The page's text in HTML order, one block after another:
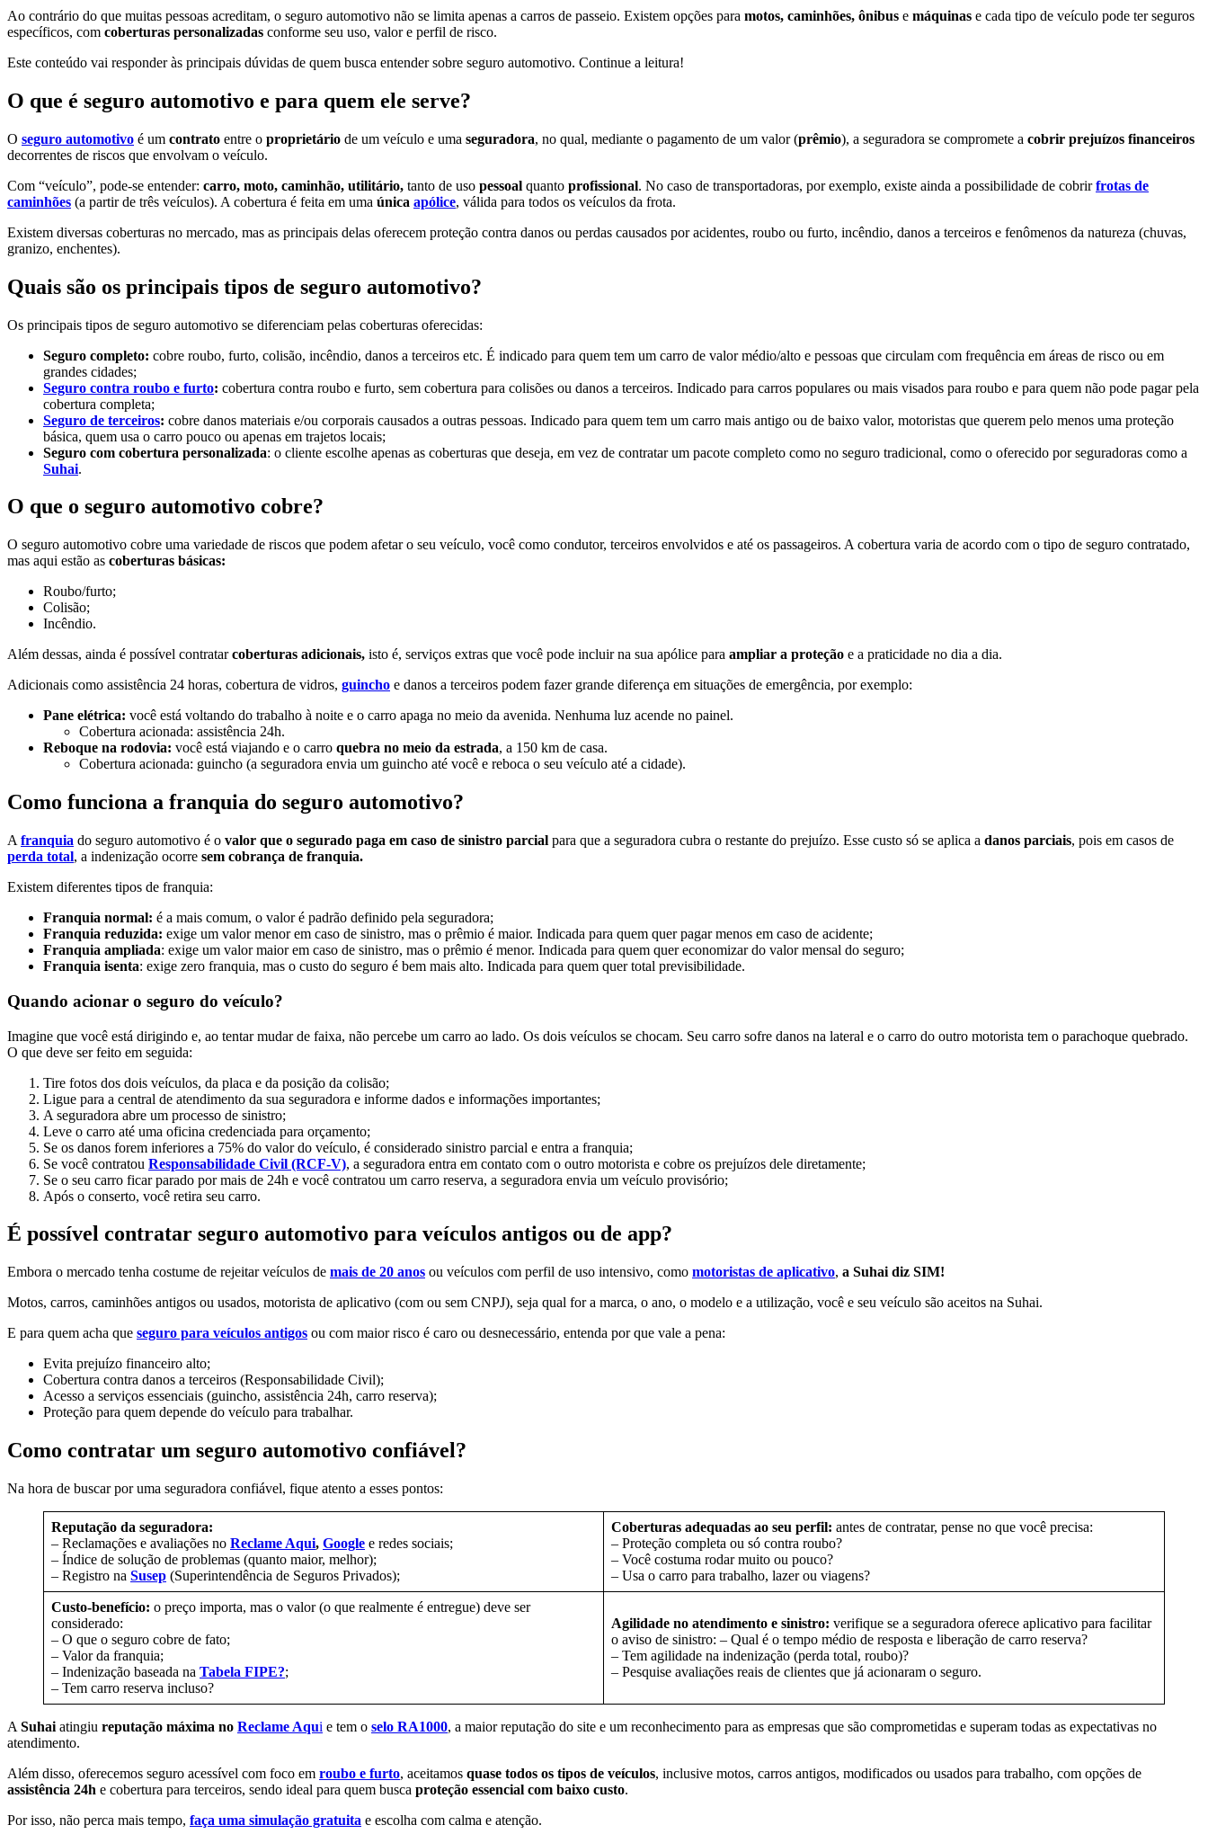
Ao contrário do que muitas pessoas acreditam, o seguro automotivo não se limita apenas a carros de passeio. Existem opções para motos, caminhões, ônibus e máquinas e cada tipo de veículo pode ter seguros
específicos, com coberturas personalizadas conforme seu uso, valor e perfil de risco.
Este conteúdo vai responder às principais dúvidas de quem busca entender sobre seguro automotivo. Continue a leitura!
O que é seguro automotivo e para quem ele serve?
O seguro automotivo é um contrato entre o proprietário de um veículo e uma seguradora, no qual, mediante o pagamento de um valor (prêmio), a seguradora se compromete a cobrir prejuízos financeiros
decorrentes de riscos que envolvam o veículo.
Com “veículo”, pode-se entender: carro, moto, caminhão, utilitário, tanto de uso pessoal quanto profissional. No caso de transportadoras, por exemplo, existe ainda a possibilidade de cobrirfrotas de
caminhões (a partir de três veículos). A cobertura é feita em uma única apólice, válida para todos os veículos da frota.
Existem diversas coberturas no mercado, mas as principais delas oferecem proteção contra danos ou perdas causados por acidentes, roubo ou furto, incêndio, danos a terceiros e fenômenos da natureza (chuvas,
granizo, enchentes).
Quais são os principais tipos de seguro automotivo?
Os principais tipos de seguro automotivo se diferenciam pelas coberturas oferecidas:
Seguro completo: cobre roubo, furto, colisão, incêndio, danos a terceiros etc. É indicado para quem tem um carro de valor médio/alto e pessoas que circulam com frequência em áreas de risco ou em
grandes cidades;
Seguro contra roubo e furto: cobertura contra roubo e furto, sem cobertura para colisões ou danos a terceiros. Indicado para carros populares ou mais visados para roubo e para quem não pode pagar pela
cobertura completa;
Seguro de terceiros: cobre danos materiais e/ou corporais causados a outras pessoas. Indicado para quem tem um carro mais antigo ou de baixo valor, motoristas que querem pelo menos uma proteção
básica, quem usa o carro pouco ou apenas em trajetos locais;
Seguro com cobertura personalizada: o cliente escolhe apenas as coberturas que deseja, em vez de contratar um pacote completo como no seguro tradicional, como o oferecido por seguradoras como a
Suhai.
O que o seguro automotivo cobre?
O seguro automotivo cobre uma variedade de riscos que podem afetar o seu veículo, você como condutor, terceiros envolvidos e até os passageiros. A cobertura varia de acordo com o tipo de seguro contratado,
mas aqui estão as coberturas básicas:
Roubo/furto;
Colisão;
Incêndio.
Além dessas, ainda é possível contratarcoberturas adicionais, isto é, serviços extras que você pode incluir na sua apólice para ampliar a proteção e a praticidade no dia a dia.
Adicionais como assistência 24 horas, cobertura de vidros, guincho e danos a terceiros podem fazer grande diferença em situações de emergência, por exemplo:
Pane elétrica: você está voltando do trabalho à noite e o carro apaga no meio da avenida. Nenhuma luz acende no painel.
Cobertura acionada: assistência 24h.
Reboque na rodovia: você está viajando e o carro quebra no meio da estrada, a 150 km de casa.
Cobertura acionada: guincho (a seguradora envia um guincho até você e reboca o seu veículo até a cidade).
Como funciona a franquia do seguro automotivo?
A franquia do seguro automotivo é o valor que o segurado paga em caso de sinistro parcial para que a seguradora cubra o restante do prejuízo. Esse custo só se aplica a danos parciais, pois em casos de
perda total, a indenização ocorre sem cobrança de franquia.
Existem diferentes tipos de franquia:
Franquia normal: é a mais comum, o valor é padrão definido pela seguradora;
Franquia reduzida: exige um valor menor em caso de sinistro, mas o prêmio é maior. Indicada para quem quer pagar menos em caso de acidente;
Franquia ampliada: exige um valor maior em caso de sinistro, mas o prêmio é menor. Indicada para quem quer economizar do valor mensal do seguro;
Franquia isenta: exige zero franquia, mas o custo do seguro é bem mais alto. Indicada para quem quer total previsibilidade.
Quando acionar o seguro do veículo?
Imagine que você está dirigindo e, ao tentar mudar de faixa, não percebe um carro ao lado. Os dois veículos se chocam. Seu carro sofre danos na lateral e o carro do outro motorista tem o parachoque quebrado.
O que deve ser feito em seguida:
Tire fotos dos dois veículos, da placa e da posição da colisão;
Ligue para a central de atendimento da sua seguradora e informe dados e informações importantes;
A seguradora abre um processo de sinistro;
Leve o carro até uma oficina credenciada para orçamento;
Se os danos forem inferiores a 75% do valor do veículo, é considerado sinistro parcial e entra a franquia;
Se você contratou Responsabilidade Civil (RCF-V), a seguradora entra em contato com o outro motorista e cobre os prejuízos dele diretamente;
Se o seu carro ficar parado por mais de 24h e você contratou um carro reserva, a seguradora envia um veículo provisório;
Após o conserto, você retira seu carro.
É possível contratar seguro automotivo para veículos antigos ou de app?
Embora o mercado tenha costume de rejeitar veículos de mais de 20 anos ou veículos com perfil de uso intensivo, como motoristas de aplicativo, a Suhai diz SIM!
Motos, carros, caminhões antigos ou usados, motorista de aplicativo (com ou sem CNPJ), seja qual for a marca, o ano, o modelo e a utilização, você e seu veículo são aceitos na Suhai.
E para quem acha que seguro para veículos antigos ou com maior risco é caro ou desnecessário, entenda por que vale a pena:
Evita prejuízo financeiro alto;
Cobertura contra danos a terceiros (Responsabilidade Civil);
Acesso a serviços essenciais (guincho, assistência 24h, carro reserva);
Proteção para quem depende do veículo para trabalhar.
Como contratar um seguro automotivo confiável?
Na hora de buscar por uma seguradora confiável, fique atento a esses pontos:
Reputação da seguradora:
– Reclamações e avaliações no Reclame Aqui, Google e redes sociais;
– Índice de solução de problemas (quanto maior, melhor);
– Registro na Susep (Superintendência de Seguros Privados);
Coberturas adequadas ao seu perfil: antes de contratar, pense no que você precisa:
– Proteção completa ou só contra roubo?
– Você costuma rodar muito ou pouco?
– Usa o carro para trabalho, lazer ou viagens?
Custo-benefício: o preço importa, mas o valor (o que realmente é entregue) deve ser
considerado:
– O que o seguro cobre de fato;
– Valor da franquia;
– Indenização baseada na Tabela FIPE?;
– Tem carro reserva incluso?
Agilidade no atendimento e sinistro: verifique se a seguradora oferece aplicativo para facilitar
o aviso de sinistro: – Qual é o tempo médio de resposta e liberação de carro reserva?
– Tem agilidade na indenização (perda total, roubo)?
– Pesquise avaliações reais de clientes que já acionaram o seguro.
A Suhai atingiu reputação máxima no Reclame Aqui e tem o selo RA1000, a maior reputação do site e um reconhecimento para as empresas que são comprometidas e superam todas as expectativas no
atendimento.
Além disso, oferecemos seguro acessível com foco em roubo e furto, aceitamos quase todos os tipos de veículos, inclusive motos, carros antigos, modificados ou usados para trabalho, com opções de
assistência 24h e cobertura para terceiros, sendo ideal para quem busca proteção essencial com baixo custo.
Por isso, não perca mais tempo, faça uma simulação gratuita e escolha com calma e atenção.